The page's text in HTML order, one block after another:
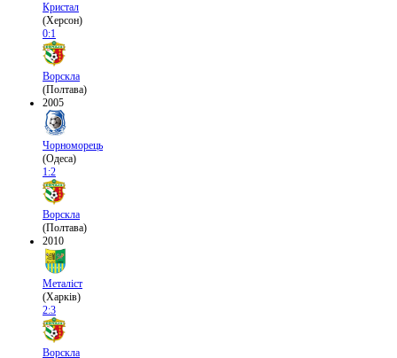
Кристал
(Херсон)
0:1
Ворскла
(Полтава)
2005
Чорноморець
(Одеса)
1:2
Ворскла
(Полтава)
2010
Металіст
(Харків)
2:3
Ворскла